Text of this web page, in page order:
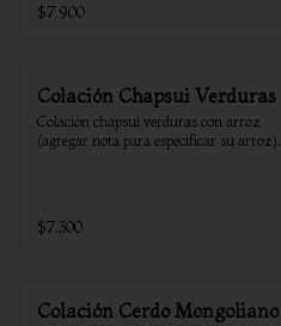
$7.900
Colación Chapsui Verduras
Colación chapsui verduras con arroz
(agregar nota para especificar su arroz).
$7.300
Colación Cerdo Mongoliano